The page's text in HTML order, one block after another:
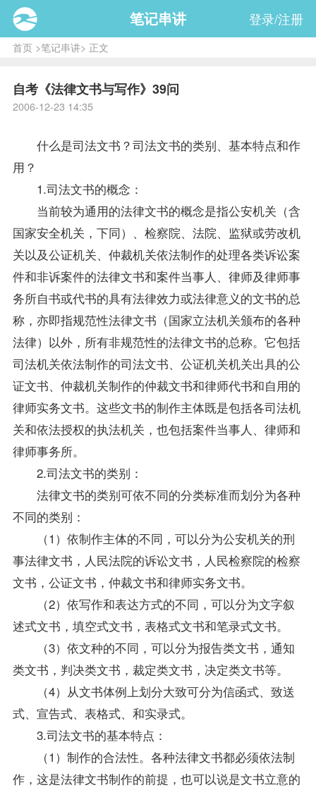
笔记串讲 登录/注册
首页>笔记串讲> 正文
自考《法律文书与写作》39问
2006-12-23 14:35
什么是司法文书？司法文书的类别、基本特点和作
用？
1.司法文书的概念：
当前较为通用的法律文书的概念是指公安机关（含
国家安全机关，下同）、检察院、法院、监狱或劳改机
关以及公证机关、仲裁机关依法制作的处理各类诉讼案
件和非诉案件的法律文书和案件当事人、律师及律师事
务所自书或代书的具有法律效力或法律意义的文书的总
称，亦即指规范性法律文书（国家立法机关颁布的各种
法律）以外，所有非规范性的法律文书的总称。它包括
司法机关依法制作的司法文书、公证机关机关出具的公
证文书、仲裁机关制作的仲裁文书和律师代书和自用的
律师实务文书。这些文书的制作主体既是包括各司法机
关和依法授权的执法机关，也包括案件当事人、律师和
律师事务所。
2.司法文书的类别：
法律文书的类别可依不同的分类标准而划分为各种
不同的类别：
（1）依制作主体的不同，可以分为公安机关的刑
事法律文书，人民法院的诉讼文书，人民检察院的检察
文书，公证文书，仲裁文书和律师实务文书。
（2）依写作和表达方式的不同，可以分为文字叙
述式文书，填空式文书，表格式文书和笔录式文书。
（3）依文种的不同，可以分为报告类文书，通知
类文书，判决类文书，裁定类文书，决定类文书等。
（4）从文书体例上划分大致可分为信函式、致送
式、宣告式、表格式、和实录式。
3.司法文书的基本特点：
（1）制作的合法性。各种法律文书都必须依法制
作，这是法律文书制作的前提，也可以说是文书立意的